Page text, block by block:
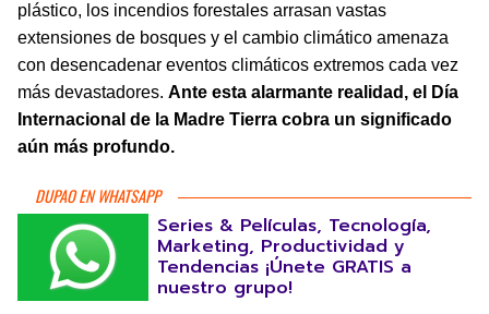
plástico, los incendios forestales arrasan vastas
extensiones de bosques y el cambio climático amenaza
con desencadenar eventos climáticos extremos cada vez
más devastadores. Ante esta alarmante realidad, el Día
Internacional de la Madre Tierra cobra un significado
aún más profundo.
DUPAO EN WHATSAPP
Series & Películas, Tecnología,
Marketing, Productividad y
Tendencias ¡Únete GRATIS a
nuestro grupo!